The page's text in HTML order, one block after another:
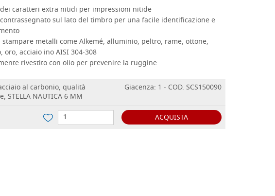
caratteri extra nitidi per impressioni nitide
sul lato del timbro per una facile identificazione e
stampare metalli come Alkemé, alluminio, peltro, rame, ottone,
oro, acciaio ino AISI 304-308
rivestito con olio per prevenire la ruggine
al carbonio, qualità
STELLA NAUTICA 6 MM
Giacenza: 1 - COD. SCS150090
ACQUISTA